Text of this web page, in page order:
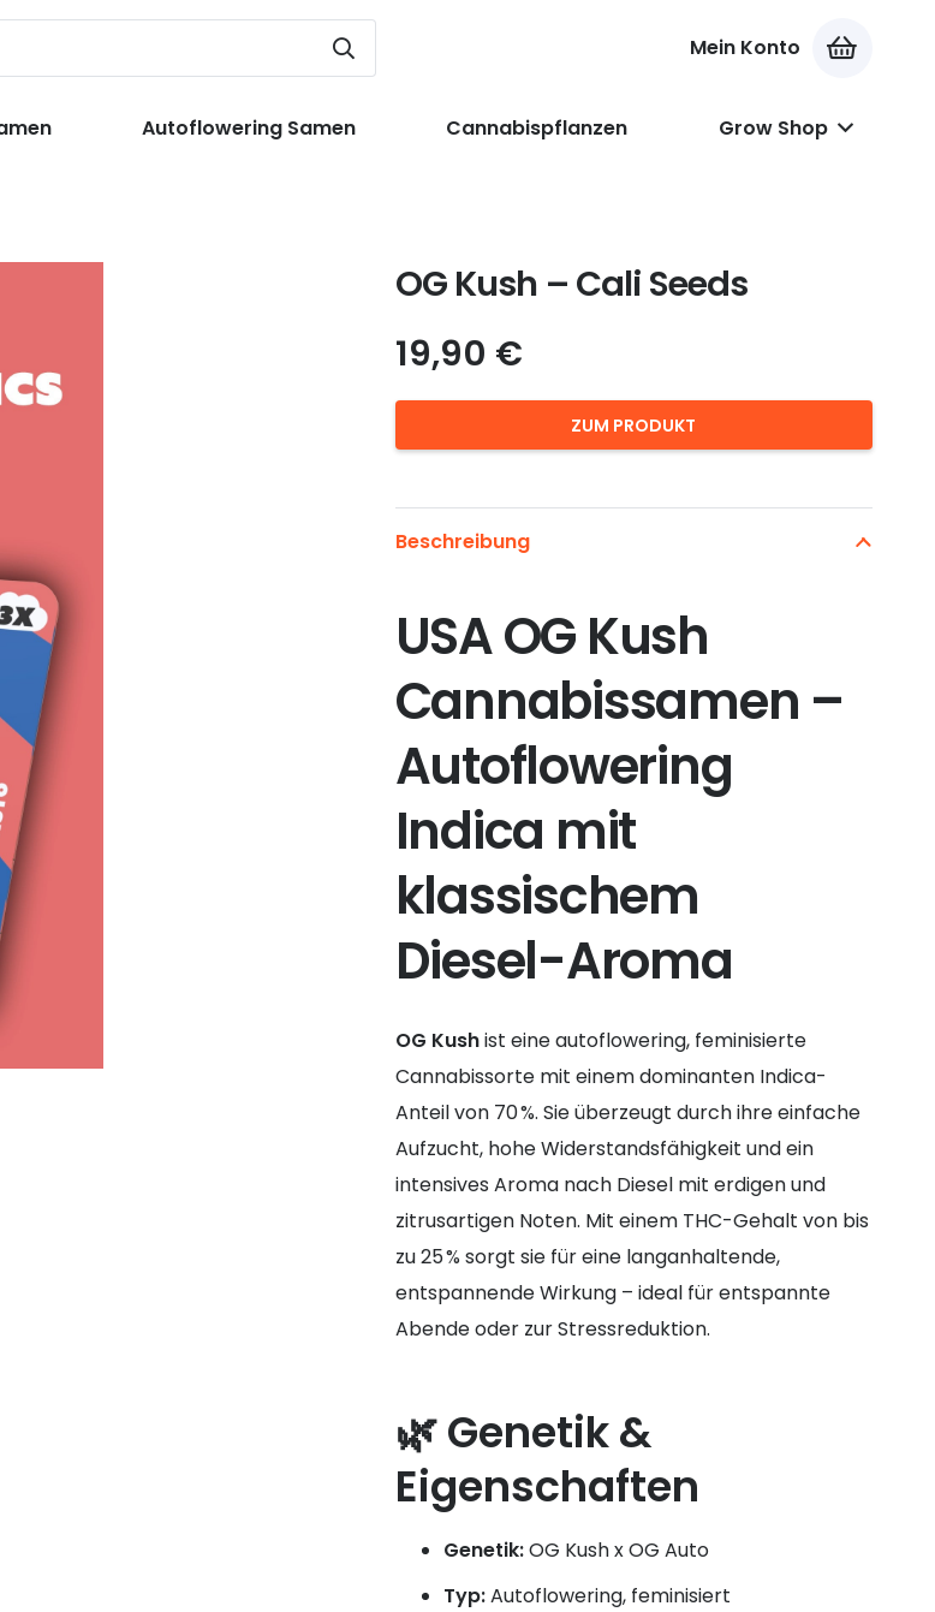
Mein Konto
Autoflowering Samen Cannabispflanzen Grow Shop
OG Kush – Cali Seeds
19,90 €
ZUM PRODUKT
Beschreibung
USA OG Kush
Cannabissamen –
Autoflowering
Indica mit
klassischem
Diesel-Aroma
OG Kushist eine autoflowering, feminisierte
Cannabissorte mit einem dominanten Indica-
Anteil von 70 %. Sie überzeugt durch ihre einfache
Aufzucht, hohe Widerstandsfähigkeit und ein
intensives Aroma nach Diesel mit erdigen und
zitrusartigen Noten. Mit einem THC-Gehalt von bis
zu 25 % sorgt sie für eine langanhaltende,
entspannende Wirkung – ideal für entspannte
Abende oder zur Stressreduktion.
🌿 Genetik &
Eigenschaften
Genetik:OG Kush x OG Auto
Typ:Autoflowering, feminisiert